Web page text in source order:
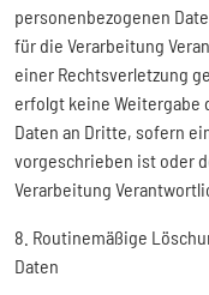
personenbezogenen
für die Verarbeitung
einer Rechtsverletzung
erfolgt keine Weitergabe
Daten an Dritte, sofern
vorgeschrieben ist oder
Verarbeitung
8. Routinemäßige
Daten